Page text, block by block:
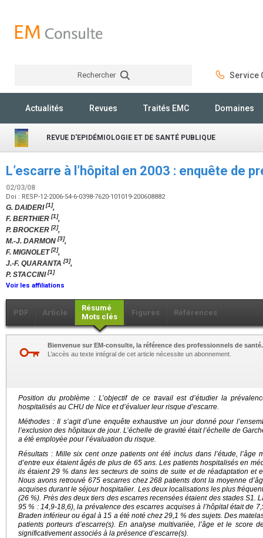
Rechercher Service
Actualités Revues Traités EMC Domaines
REVUE D'EPIDÉMIOLOGIE ET DE SANTÉ PUBLIQUE
L’escarre à l’hôpital en 2003 : enquête de
02/03/08
Doi : RESP-12-2006-54-6-0398-7620-101019-200608882
G. DAIDERI[1],
F. BERTHIER [1],
P. BROCKER [2],
M.-J. DARMON [3],
F. MIGNOLET[2],
J.-F. QUARANTA [3],
P. STACCINI[1]
Voir les affiliations
PDF Article
Résumé
Mots clés
Figures Références
Bienvenue sur EM-consulte, la référence des professionnels de santé.
L’accès au texte intégral de cet article nécessite un abonnement.
Position du problème : L’objectif de ce travail est d’étudier la
hospitalisés au CHU de Nice et d’évaluer leur risque d’escarre.
Méthodes : Il s’agit d’une enquête exhaustive un jour donné pour
l’exclusion des hôpitaux de jour. L’échelle de gravité était l’échelle de
a été employée pour l’évaluation du risque.
Résultats : Mille six cent onze patients ont été inclus dans l’étude,
d’entre eux étaient âgés de plus de 65 ans. Les patients hospitalisés en
ils étaient 29 % dans les secteurs de soins de suite et de réadaptation et
Nous avons retrouvé 675 escarres chez 268 patients dont la moyenne
acquises durant le séjour hospitalier. Les deux localisations les plus
(26 %). Près des deux tiers des escarres recensées étaient des stades S1.
95 % : 14,9-18,6), la prévalence des escarres acquises à l’hôpital était de
Braden inférieur ou égal à 15 a été noté chez 29,1 % des sujets. Des
patients porteurs d’escarre(s). En analyse multivariée, l’âge et le score
significativement associés à la présence d’escarre(s).